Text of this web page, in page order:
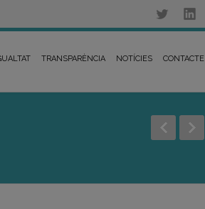
TRANSPARÈNCIA NOTÍCIES CONTACTE